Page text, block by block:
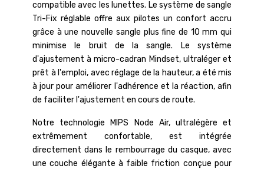
compatible avec les lunettes. Le système de sangle
Tri-Fix réglable offre aux pilotes un confort accru
grâce à une nouvelle sangle plus fine de 10 mm qui
minimise le bruit de la sangle. Le système
d'ajustement à micro-cadran Mindset, ultraléger et
prêt à l'emploi, avec réglage de la hauteur, a été mis
à jour pour améliorer l'adhérence et la réaction, afin
de faciliter l'ajustement en cours de route.
Notre technologie MIPS Node Air, ultralégère et
extrêmement confortable, est intégrée
directement dans le rembourrage du casque, avec
une couche élégante à faible friction conçue pour